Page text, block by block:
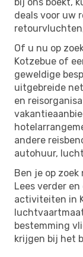
deals voor uw
Of u nu op
Kotzebue of
geweldige
uitgebreide
en
andere
autohuur,
Ben je op
Lees verder
activiteiten in
bestemming
krijgen bij het